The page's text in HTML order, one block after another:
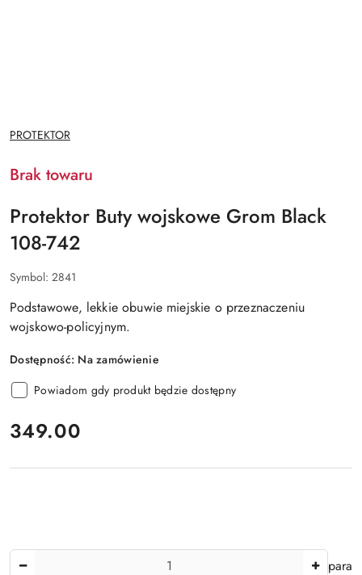
NAZWA
PRODUCENTA:
PROTEKTOR
Brak towaru
Protektor Buty wojskowe Grom Black
108-742
Symbol: 2841
Podstawowe, lekkie obuwie miejskie o przeznaczeniu
wojskowo-policyjnym.
Dostępność: Na zamówienie
Powiadom gdy produkt będzie dostępny
cena:
349.00
para